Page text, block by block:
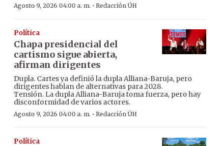
Agosto 9, 2026 04:00 a. m. · Redacción ÚH
Política
Chapa presidencial del
cartismo sigue abierta,
afirman dirigentes
Dupla. Cartes ya definió la dupla Alliana-Baruja, pero
dirigentes hablan de alternativas para 2028.
Tensión. La dupla Alliana-Baruja toma fuerza, pero hay
disconformidad de varios actores.
Agosto 9, 2026 04:00 a. m. · Redacción ÚH
Política